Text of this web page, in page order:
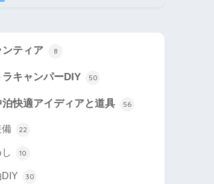
ンティア 8
ラキャンパーDIY 50
泊快適アイディアと道具 56
備 22
10
30